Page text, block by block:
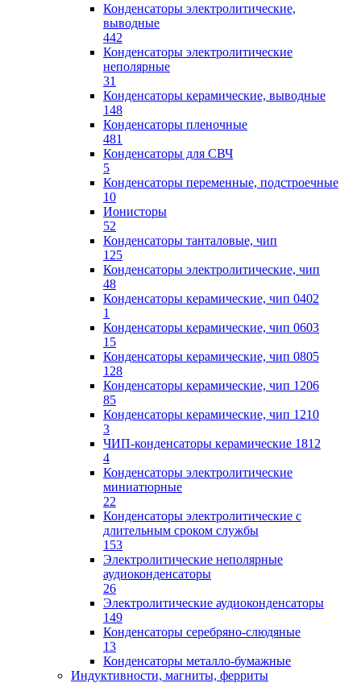
Конденсаторы электролитические,
выводные
442
Конденсаторы электролитические
неполярные
31
Конденсаторы керамические, выводные
148
Конденсаторы пленочные
481
Конденсаторы для СВЧ
5
Конденсаторы переменные, подстроечные
10
Ионисторы
52
Конденсаторы танталовые, чип
125
Конденсаторы электролитические, чип
48
Конденсаторы керамические, чип 0402
1
Конденсаторы керамические, чип 0603
15
Конденсаторы керамические, чип 0805
128
Конденсаторы керамические, чип 1206
85
Конденсаторы керамические, чип 1210
3
ЧИП-конденсаторы керамические 1812
4
Конденсаторы электролитические
миниатюрные
22
Конденсаторы электролитические с
длительным сроком службы
153
Электролитические неполярные
аудиоконденсаторы
26
Электролитические аудиоконденсаторы
149
Конденсаторы серебряно-слюдяные
13
Конденсаторы металло-бумажные
Индуктивности, магниты, ферриты